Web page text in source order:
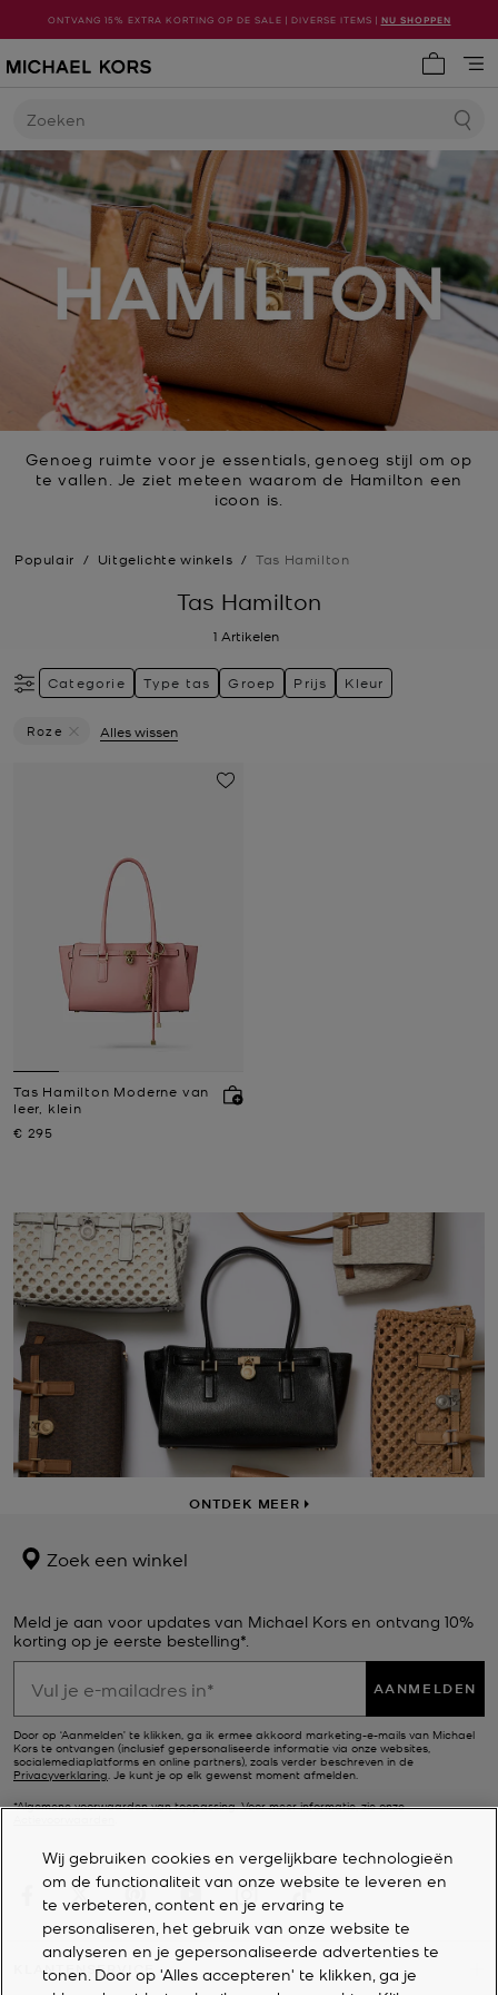
ONTVANG 15% EXTRA KORTING OP DE SALE | DIVERSE ITEMS | NU SHOPPEN
Zoeken
Genoeg ruimte voor je essentials, genoeg stijl om op
te vallen. Je ziet meteen waarom de Hamilton een
icoon is.
Populair / Uitgelichte winkels / Tas Hamilton
Tas Hamilton
1 Artikelen
Categorie Type tas Groep Prijs Kleur
Roze
Alles wissen
Tas Hamilton Moderne van
leer, klein
Nu
€ 295
ONTDEK MEER
Zoek een winkel
Meld je aan voor updates van Michael Kors en ontvang 10%
korting op je eerste bestelling*.
AANMELDEN
Door op ‘Aanmelden’ te klikken, ga ik ermee akkoord marketing-e-mails van Michael
Kors te ontvangen (inclusief gepersonaliseerde informatie via onze websites,
socialemediaplatforms en online partners), zoals verder beschreven in de
Privacyverklaring. Je kunt je op elk gewenst moment afmelden.
*Algemene voorwaarden van toepassing. Voor meer informatie, zie onze
KLANTENSERVICE
Wij gebruiken cookies en vergelijkbare technologieën
om de functionaliteit van onze website te leveren en
te verbeteren, content en je ervaring te
personaliseren, het gebruik van onze website te
analyseren en je gepersonaliseerde advertenties te
tonen. Door op 'Alles accepteren' te klikken, ga je